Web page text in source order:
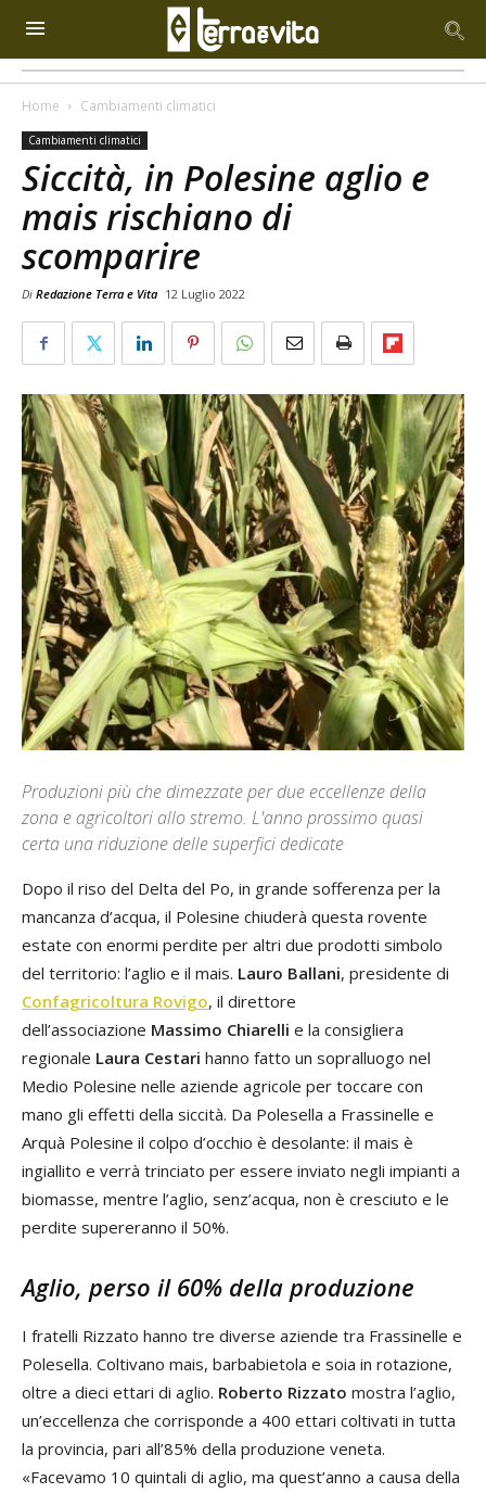
Home Cambiamenti climatici
Cambiamenti climatici
Siccità, in Polesine aglio e
mais rischiano di
scomparire
Di Redazione Terra e Vita 12 Luglio 2022
Produzioni più che dimezzate per due eccellenze della
zona e agricoltori allo stremo. L'anno prossimo quasi
certa una riduzione delle superfici dedicate
Dopo il riso del Delta del Po, in grande sofferenza per la
mancanza d’acqua, il Polesine chiuderà questa rovente
estate con enormi perdite per altri due prodotti simbolo
del territorio: l’aglio e il mais. Lauro Ballani, presidente di
Confagricoltura Rovigo, il direttore
dell’associazione Massimo Chiarelli e la consigliera
regionale Laura Cestari hanno fatto un sopralluogo nel
Medio Polesine nelle aziende agricole per toccare con
mano gli effetti della siccità. Da Polesella a Frassinelle e
Arquà Polesine il colpo d’occhio è desolante: il mais è
ingiallito e verrà trinciato per essere inviato negli impianti a
biomasse, mentre l’aglio, senz’acqua, non è cresciuto e le
perdite supereranno il 50%.
Aglio, perso il 60% della produzione
I fratelli Rizzato hanno tre diverse aziende tra Frassinelle e
Polesella. Coltivano mais, barbabietola e soia in rotazione,
oltre a dieci ettari di aglio. Roberto Rizzato mostra l’aglio,
un’eccellenza che corrisponde a 400 ettari coltivati in tutta
la provincia, pari all’85% della produzione veneta.
«Facevamo 10 quintali di aglio, ma quest’anno a causa della